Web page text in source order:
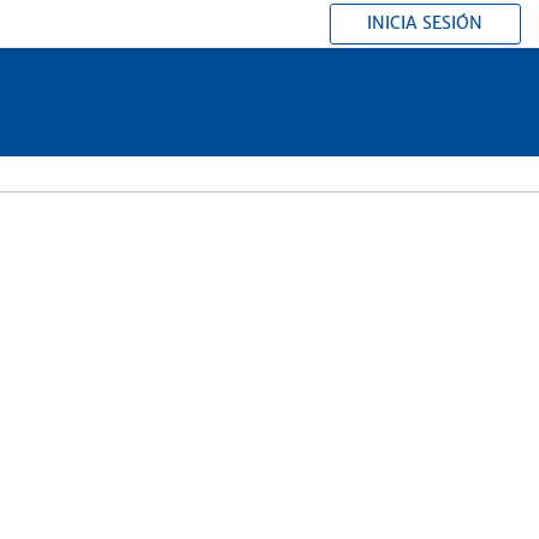
INICIA SESIÓN